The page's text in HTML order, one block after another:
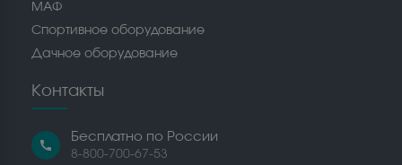
МАФ
Спортивное оборудование
Дачное оборудование
Контакты
call
Бесплатно по России
8-800-700-67-53